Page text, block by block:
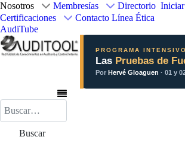
Nosotros Membresías
Directorio
Certificaciones
Contacto Línea Ética
AudiTube
PROGRAMA
Las Pruebas de
PorHervé Gloaguen · 01 y
Buscar
Buscar